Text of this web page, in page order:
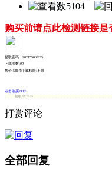
5104
购买前请点此检测链接是
提取密码：20215500f335
下载次数:90
售价:5盘币下载权限:不限
点击购买2112
提取码:f335
打赏评论
全部回复